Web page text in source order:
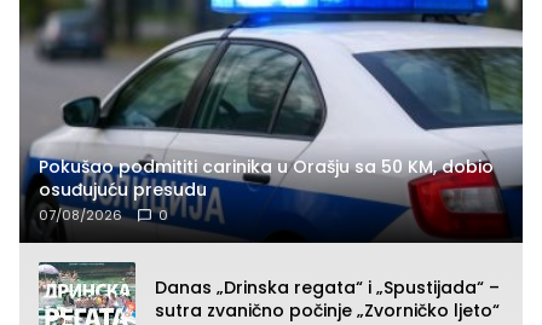
Pokušao podmititi carinika u Orašju sa 50 KM, dobio
osuđujuću presudu
07/08/2026 0
Danas „Drinska regata“ i „Spustijada“ –
sutra zvanično počinje „Zvorničko ljeto“